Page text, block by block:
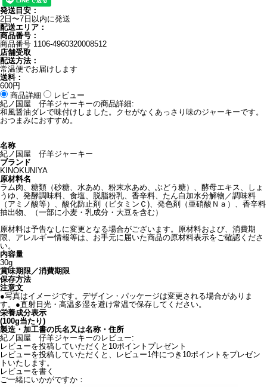
発送目安：
2日〜7日以内に発送
配送エリア：
商品番号：
商品番号 1106-4960320008512
店舗受取
配送方法：
常温便でお届けします
送料：
600円
商品詳細
レビュー
紀ノ国屋 仔羊ジャーキーの商品詳細:
和風醤油ダレで味付けしました。クセがなくあっさり味のジャーキーです。
おつまみにおすすめ。
名称
紀ノ国屋 仔羊ジャーキー
ブランド
KINOKUNIYA
原材料名
ラム肉、糖類（砂糖、水あめ、粉末水あめ、ぶどう糖）、酵母エキス、しょ
うゆ、発酵調味料、食塩、脱脂粉乳、香辛料、たん白加水分解物／調味料
（アミノ酸等）、酸化防止剤（ビタミンＣ)、発色剤（亜硝酸Ｎａ）、香辛料
抽出物、（一部に小麦・乳成分・大豆を含む）
原材料は予告なしに変更となる場合がございます。原材料および、消費期
限、アレルギー情報等は、お手元に届いた商品の原材料表示をご確認くださ
い。
内容量
30g
賞味期限／消費期限
保存方法
注意文
●写真はイメージです。デザイン・パッケージは変更される場合がありま
す。●直射日光・高温多湿を避け常温で保存してください。
栄養成分表示
(100g当たり)
製造・加工書の氏名又は名称・住所
紀ノ国屋 仔羊ジャーキーのレビュー:
レビューを投稿していただくと10ポイントプレゼント
レビューを投稿していただくと、レビュー1件につき10ポイントをプレゼン
トいたします。
レビューを書く
ご一緒にいかがですか：